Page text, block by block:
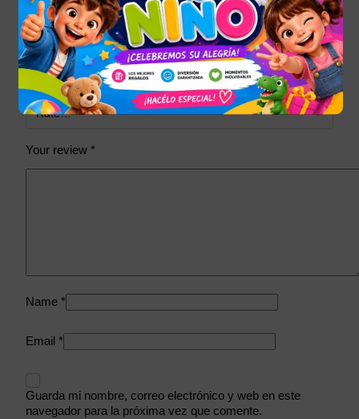
Tu dirección de correo electrónico no será publicada. Los
campos obligatorios están marcados con*
Your rating*
Your review *
Name *
Email *
Guarda mi nombre, correo electrónico y web en este
navegador para la próxima vez que comente.